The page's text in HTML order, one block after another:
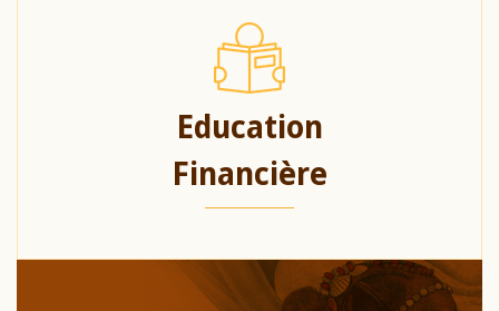
Education
Financière